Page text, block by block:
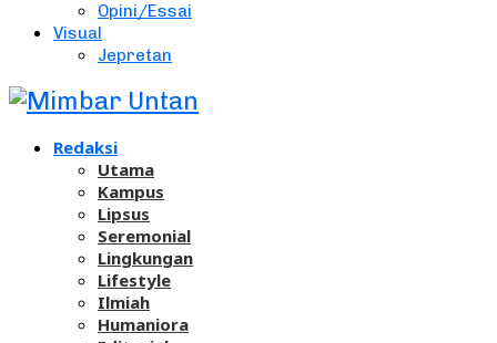
Opini/Essai
Visual
Jepretan
Redaksi
Utama
Kampus
Lipsus
Seremonial
Lingkungan
Lifestyle
Ilmiah
Humaniora